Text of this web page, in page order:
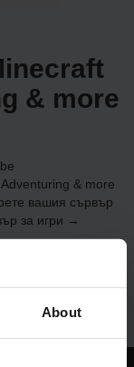
About
& more
& more
вашия сървър
за игри →